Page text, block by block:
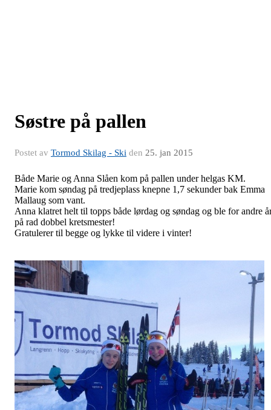
Søstre på pallen
Postet av Tormod Skilag - Ski den 25. jan 2015
Både Marie og Anna Slåen kom på pallen under helgas KM.
Marie kom søndag på tredjeplass knepne 1,7 sekunder bak Emma
Mallaug som vant.
Anna klatret helt til topps både lørdag og søndag og ble for andre
på rad dobbel kretsmester!
Gratulerer til begge og lykke til videre i vinter!